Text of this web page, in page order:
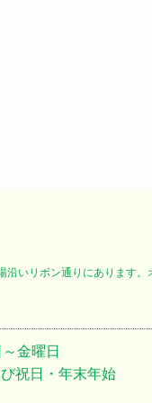
沿いリボン通りにあります。
金曜日
祝日・年末年始